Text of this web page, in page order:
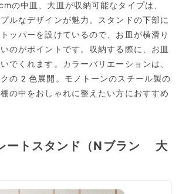
皿、大皿が収納可能なタイプは、
ルなデザインが魅力。スタンドの下部に
ッパーを設けているので、お皿が横滑り
のがポイントです。収納する際に、お皿
でくれます。カラーバリエーションは、
の2色展開。モノトーンのスチール製の
の中をおしゃれに整えたい方におすすめ
ートスタンド（Nブラン 大